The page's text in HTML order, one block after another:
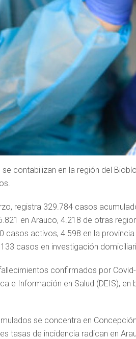
contabilizan en la región del
registra 329.784 casos
en Arauco, 4.218 de otras
casos activos, 4.598 en la
casos en investigación
confirmados por
e Información en Salud (DEIS), en
se concentra en
tasas de incidencia radican en